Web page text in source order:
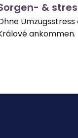
&
ankommen.